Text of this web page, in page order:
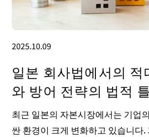
2025.10.09
일본 회사법에서의 적
와 방어 전략의 법적 틀
최근 일본의 자본시장에서는 기업
싼 환경이 크게 변화하고 있습니다.